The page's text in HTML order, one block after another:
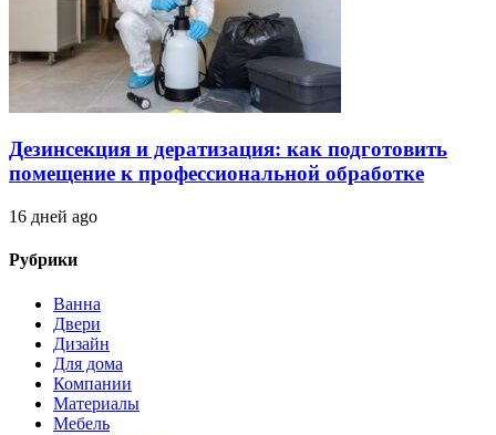
Дезинсекция и дератизация: как подготовить
помещение к профессиональной обработке
16 дней ago
Рубрики
Ванна
Двери
Дизайн
Для дома
Компании
Материалы
Мебель